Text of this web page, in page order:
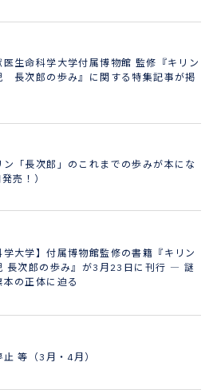
生命科学大学付属博物館 監修『キリン
次郎の歩み』に関する特集記事が掲
ン「長次郎」のこれまでの歩みが本にな
売！）
学大学】付属博物館監修の書籍『キリン
次郎の歩み』が3月23日に刊行 ― 謎
の正体に迫る
等（3月・4月）